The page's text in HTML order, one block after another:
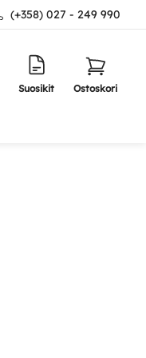
(+358) 027 - 249 990
Suosikit Ostoskori